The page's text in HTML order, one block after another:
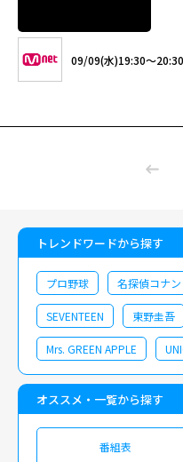
09/09(水)19:30～20:30
トレンドワードから探す
プロ野球 名探偵コナン
SEVENTEEN 東野圭吾
Mrs. GREEN APPLE
オススメ・一覧から探す
番組表